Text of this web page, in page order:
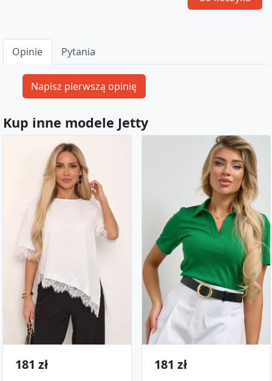
Opinie Pytania
Kup inne modele Jetty
181 zł 181 zł